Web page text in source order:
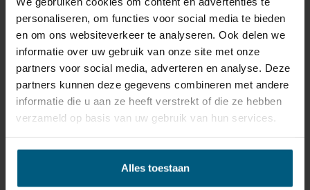
personaliseren, om functies voor social media te bieden
en om ons websiteverkeer te analyseren. Ook delen we
informatie over uw gebruik van onze site met onze
partners voor social media, adverteren en analyse. Deze
partners kunnen deze gegevens combineren met andere
informatie die u aan ze heeft verstrekt of die ze hebben
verzameld op basis van uw gebruik van hun services.
Alles toestaan
Individuell gestaltete Artikel wie Matratzen,
Lattenroste, Obermatratzen und Boxspring-
Sets fallen NICHT unter die
Rückgabebestimmungen und können von
uns nicht zurückgenommen werden.
zurückgeben. Vielleicht, weil Ihnen das Produkt nicht